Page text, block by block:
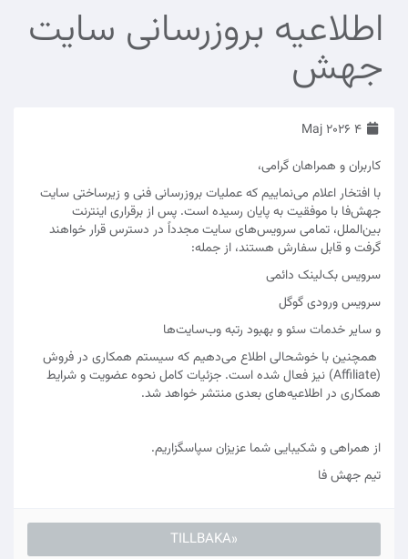
اطلاعیه بروزرسانی سایت
جهش‌
4 Maj 2026
کاربران و همراهان گرامی،
با افتخار اعلام می‌نماییم که عملیات بروزرسانی فنی و زیرساختی سایت
جهش‌فا با موفقیت به پایان رسیده است. پس از برقراری اینترنت
بین‌الملل، تمامی سرویس‌های سایت مجدداً در دسترس قرار خواهند
گرفت و قابل سفارش هستند، از جمله:
سرویس بک‌لینک دائمی
سرویس ورودی گوگل
و سایر خدمات سئو و بهبود رتبه وب‌سایت‌ها
همچنین با خوشحالی اطلاع می‌دهیم که سیستم همکاری در فروش
(Affiliate) نیز فعال شده است. جزئیات کامل نحوه عضویت و شرایط
همکاری در اطلاعیه‌های بعدی منتشر خواهد شد.
از همراهی و شکیبایی شما عزیزان سپاسگزاریم.
تیم جهش‌ فا
«TILLBAKA